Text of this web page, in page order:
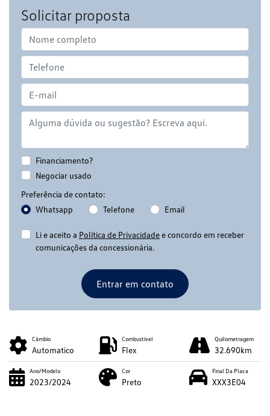
Solicitar proposta
Financiamento?
Negociar usado
Preferência de contato:
Whatsapp
Telefone Email
Li e aceito a Política de Privacidadee concordo em receber
comunicações da concessionária.
Entrar em contato
Câmbio
Automatico
Combustível
Flex
Quilometragem
32.690km
Ano/Modelo
2023/2024
Cor
Preto
Final Da Placa
XXX3E04